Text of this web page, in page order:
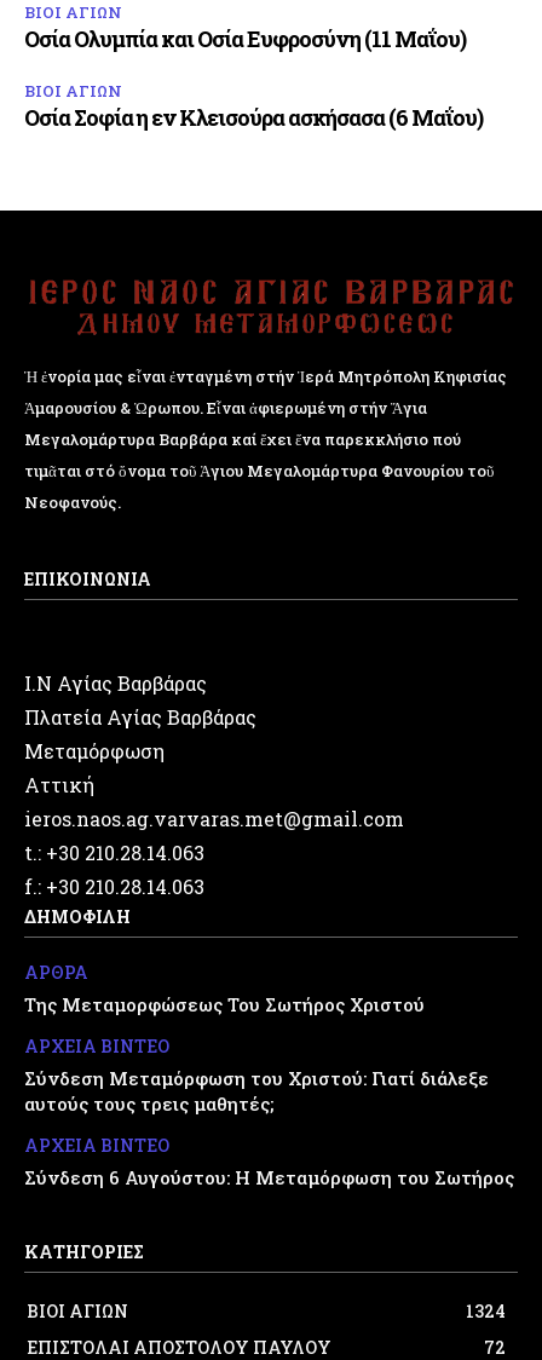
ΒΙΟΙ ΑΓΙΩΝ
Οσία Ολυμπία και Οσία Ευφροσύνη (11 Μαΐου)
ΒΙΟΙ ΑΓΙΩΝ
Οσία Σοφία η εν Κλεισούρα ασκήσασα (6 Μαΐου)
Ἡ ἐνορία μας εἶναι ἐνταγμένη στήν Ἱερά Μητρόπολη Κηφισίας
Ἁμαρουσίου & Ὠρωπου. Εἶναι ἀφιερωμένη στήν Ἅγια
Μεγαλομάρτυρα Βαρβάρα καί ἔχει ἕνα παρεκκλήσιο πού
τιμᾶται στό ὄνομα τοῦ Ἁγιου Μεγαλομάρτυρα Φανουρίου τοῦ
Νεοφανούς.
ΕΠΙΚΟΙΝΩΝΙΑ
Ι.Ν Αγίας Βαρβάρας
Πλατεία Αγίας Βαρβάρας
Μεταμόρφωση
Αττική
ieros.naos.ag.varvaras.met@gmail.com
t.: +30 210.28.14.063
f.: +30 210.28.14.063
ΔΗΜΟΦΙΛΗ
ΑΡΘΡΑ
Της Μεταμορφώσεως Του Σωτήρος Χριστού
ΑΡΧΕΙΑ ΒΙΝΤΕΟ
Σύνδεση Μεταμόρφωση του Χριστού: Γιατί διάλεξε
αυτούς τους τρεις μαθητές;
ΑΡΧΕΙΑ ΒΙΝΤΕΟ
Σύνδεση 6 Αυγούστου: Η Μεταμόρφωση του Σωτήρος
ΚΑΤΗΓΟΡΙΕΣ
ΒΙΟΙ ΑΓΙΩΝ
1324
ΕΠΙΣΤΟΛΑΙ ΑΠΟΣΤΟΛΟΥ ΠΑΥΛΟΥ
72